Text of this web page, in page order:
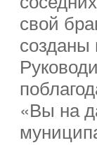
свой
созданы
«Вы на